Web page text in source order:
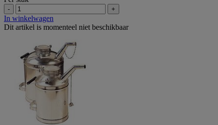
- +
In winkelwagen
Dit artikel is momenteel niet beschikbaar